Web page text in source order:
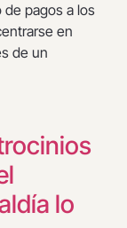
pagos a los
en
de un
lo